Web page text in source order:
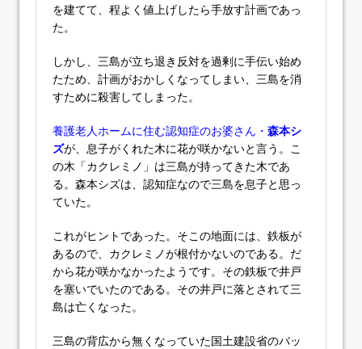
を建てて、程よく値上げしたら手放す計画であっ
た。
しかし、三島が立ち退き反対を過剰に手伝い始め
たため、計画がおかしくなってしまい、三島を消
すために殺害してしまった。
養護老人ホームに住む認知症のお婆さん・ 森本シ
ズが、息子がくれた木に花が咲かないと言う。こ
の木「カクレミノ」は三島が持ってきた木であ
る。森本シズは、認知症なので三島を息子と思っ
ていた。
これがヒントであった。そこの地面には、鉄板が
あるので、カクレミノが根付かないのである。だ
から花が咲かなかったようです。その鉄板で井戸
を塞いでいたのである。その井戸に落とされて三
島は亡くなった。
三島の背広から無くなっていた国土建設省のバッ